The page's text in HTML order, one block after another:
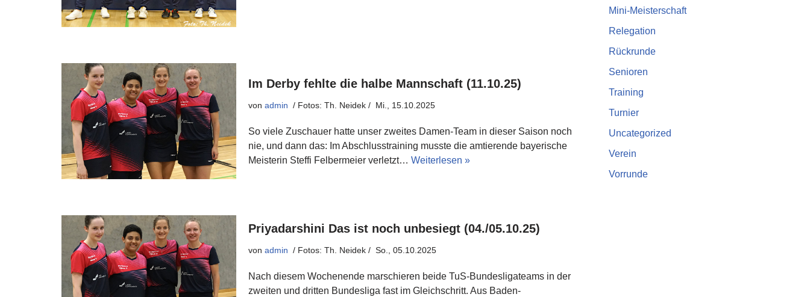
Im Derby fehlte die halbe Mannschaft (11.10.25)
von admin Mi., 15.10.2025
So viele Zuschauer hatte unser zweites Damen-Team in dieser Saison noch
nie, und dann das: Im Abschlusstraining musste die amtierende bayerische
Meisterin Steffi Felbermeier verletzt… Weiterlesen »
Priyadarshini Das ist noch unbesiegt (04./05.10.25)
von admin So., 05.10.2025
Nach diesem Wochenende marschieren beide TuS-Bundesligateams in der
zweiten und dritten Bundesliga fast im Gleichschritt. Aus Baden-
Mini-Meisterschaft
Relegation
Rückrunde
Senioren
Training
Turnier
Uncategorized
Verein
Vorrunde